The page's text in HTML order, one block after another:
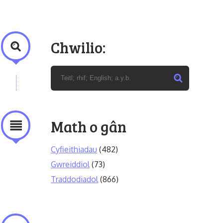
Chwilio:
Math o gân
Cyfieithiadau (482)
Gwreiddiol (73)
Traddodiadol (866)